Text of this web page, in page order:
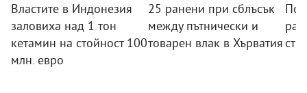
Властите в Индонезия
заловиха над 1 тон
кетамин на стойност 100
млн. евро
25 ранени при сблъсък
между пътнически и
товарен влак в Хърватия